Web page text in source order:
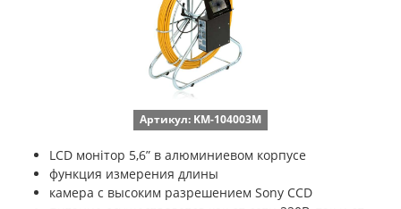
Артикул: KM-104003M
LCD монітор 5,6” в алюминиевом корпусе
функция измерения длины
камера с высоким разрешением Sony CCD